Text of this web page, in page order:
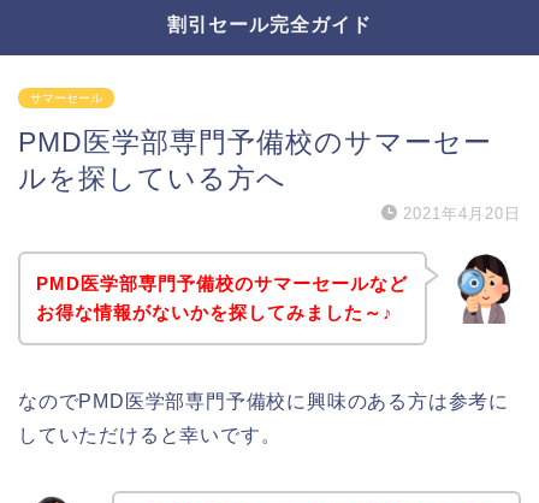
割引セール完全ガイド
サマーセール
PMD医学部専門予備校のサマーセー
ルを探している方へ
2021年4月20日
PMD医学部専門予備校のサマーセールなど
お得な情報がないかを探してみました～♪
なのでPMD医学部専門予備校に興味のある方は参考に
していただけると幸いです。